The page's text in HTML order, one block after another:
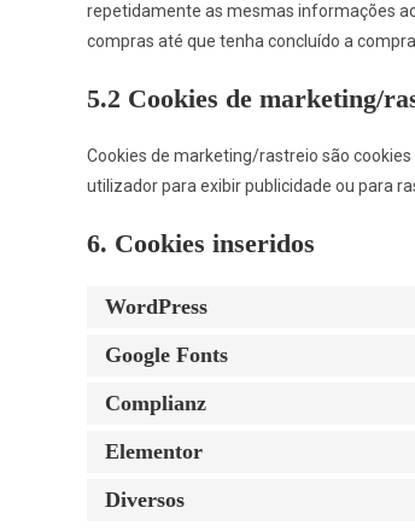
repetidamente as mesmas informações
compras até que tenha concluído a
5.2 Cookies de marketing/
Cookies de marketing/rastreio são
utilizador para exibir publicidade ou para
6. Cookies inseridos
WordPress
Google Fonts
Complianz
Elementor
Diversos